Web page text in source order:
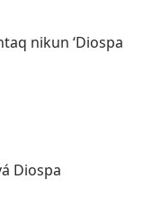
nikun ‘Diospa
Diospa